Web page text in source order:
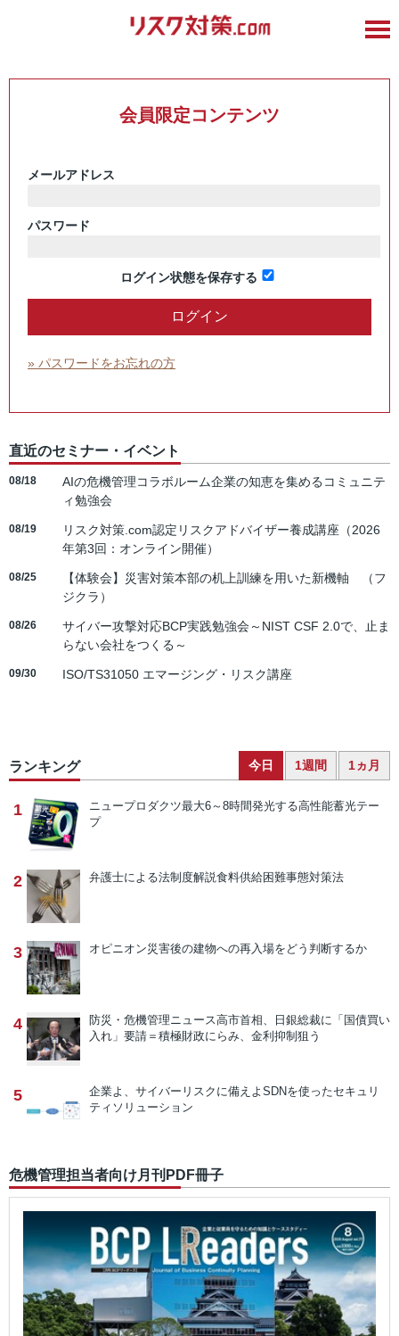
会員限定コンテンツ
メールアドレス
パスワード
ログイン状態を保存する
» パスワードをお忘れの方
直近のセミナー・イベント
08/18
AIの危機管理コラボルーム企業の知恵を集めるコミュニテ
ィ勉強会
08/19
リスク対策.com認定リスクアドバイザー養成講座（2026
年第3回：オンライン開催）
08/25
【体験会】災害対策本部の机上訓練を用いた新機軸 （フ
ジクラ）
08/26
サイバー攻撃対応BCP実践勉強会～NIST CSF 2.0で、止ま
らない会社をつくる～
09/30 ISO/TS31050 エマージング・リスク講座
ランキング 今日 1週間 1ヵ月
1 ニュープロダクツ最大6～8時間発光する高性能蓄光テー
プ
2 弁護士による法制度解説食料供給困難事態対策法
3 オピニオン災害後の建物への再入場をどう判断するか
4 防災・危機管理ニュース高市首相、日銀総裁に「国債買い
入れ」要請＝積極財政にらみ、金利抑制狙う
5 企業よ、サイバーリスクに備えよ SDNを使ったセキュリ
ティソリューション
危機管理担当者向け月刊PDF冊子